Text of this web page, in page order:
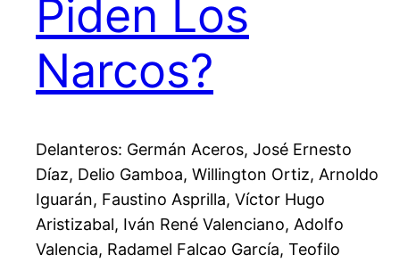
Piden Los
Narcos?
Delanteros: Germán Aceros, José Ernesto
Díaz, Delio Gamboa, Willington Ortiz, Arnoldo
Iguarán, Faustino Asprilla, Víctor Hugo
Aristizabal, Iván René Valenciano, Adolfo
Valencia, Radamel Falcao García, Teofilo